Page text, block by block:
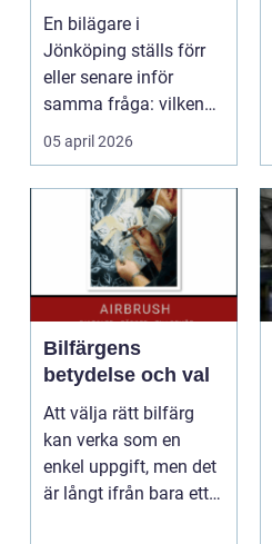
bilen
En bilägare i
Jönköping ställs förr
eller senare inför
samma fråga: vilken
verkstad tar bäst hand
om...
05 april 2026
Bilfärgens
betydelse och val
Att välja rätt bilfärg
kan verka som en
enkel uppgift, men det
är långt ifrån bara ett